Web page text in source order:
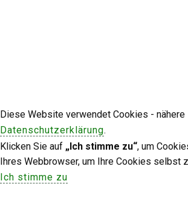
Diese Website verwendet Cookies -
Datenschutzerklärung.
Klicken Sie auf „Ich stimme zu“, um
Ihres Webbrowser, um Ihre Cookies selbst
Ich stimme zu